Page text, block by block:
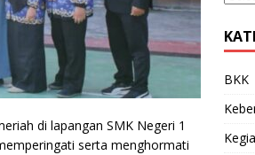
di lapangan SMK Negeri 1
serta menghormati
BKK